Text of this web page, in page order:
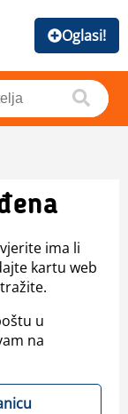
Oglasi!
ima li
kartu web
u
na